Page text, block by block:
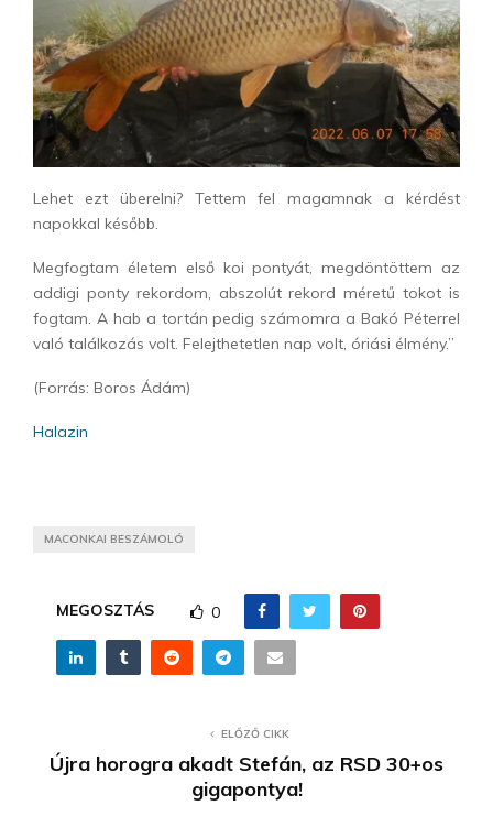
Lehet ezt überelni? Tettem fel magamnak a kérdést
napokkal később.
Megfogtam életem első koi pontyát, megdöntöttem az
addigi ponty rekordom, abszolút rekord méretű tokot is
fogtam. A hab a tortán pedig számomra a Bakó Péterrel
való találkozás volt. Felejthetetlen nap volt, óriási élmény.”
(Forrás: Boros Ádám)
Halazin
MACONKAI BESZÁMOLÓ
MEGOSZTÁS 0
ELŐZŐ CIKK
Újra horogra akadt Stefán, az RSD 30+os
gigapontya!